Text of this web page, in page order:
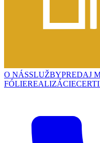
O NÁSSLUŽBYPREDAJ
FÓLIEREALIZÁCIE